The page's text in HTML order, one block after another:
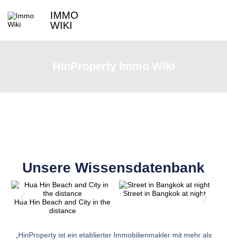
IMMO
WIKI
Unsere Wissensdatenbank
Hua Hin Beach and City in the
distance
Street in Bangkok at night
„HinProperty ist ein etablierter Immobilienmakler mit mehr als